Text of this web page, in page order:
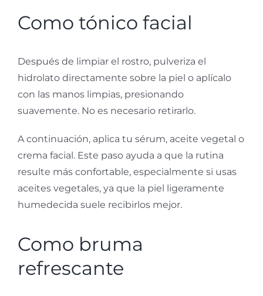
Como tónico facial
Después de limpiar el rostro, pulveriza el
hidrolato directamente sobre la piel o aplícalo
con las manos limpias, presionando
suavemente. No es necesario retirarlo.
A continuación, aplica tu sérum, aceite vegetal o
crema facial. Este paso ayuda a que la rutina
resulte más confortable, especialmente si usas
aceites vegetales, ya que la piel ligeramente
humedecida suele recibirlos mejor.
Como bruma
refrescante